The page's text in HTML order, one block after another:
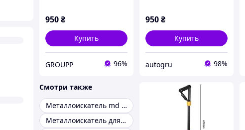
950₴
Купить
GROUPP 96%
950₴
Купить
autogru 98%
Смотри также
Металлоискатель md 4030
Металлоискатель для начинающих